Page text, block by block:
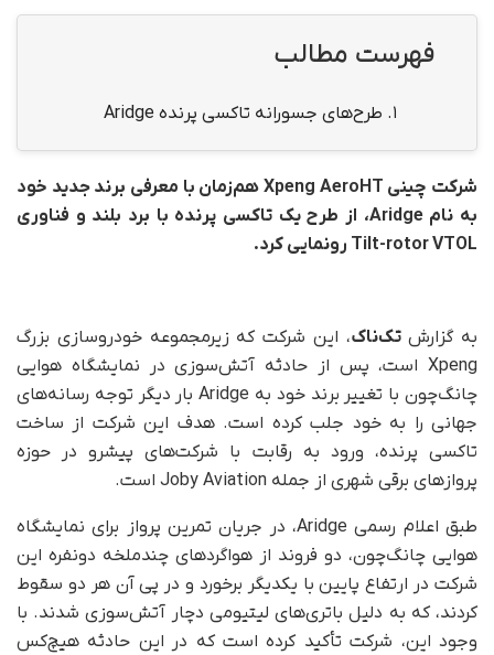
فهرست مطالب
1. طرح‌های جسورانه تاکسی پرنده‌ Aridge
شرکت چینی Xpeng AeroHT هم‌زمان با معرفی برند جدید خود
به نام Aridge، از طرح یک تاکسی پرنده‌ با برد بلند و فناوری
Tilt-rotor VTOL رونمایی کرد.
به گزارشتک‌ناک، این شرکت که زیرمجموعه‌ خودروسازی بزرگ
Xpeng است، پس از حادثه‌ آتش‌سوزی در نمایشگاه هوایی
چانگ‌چون با تغییر برند خود به Aridge بار دیگر توجه رسانه‌های
جهانی را به خود جلب کرده است. هدف این شرکت از ساخت
تاکسی پرنده، ورود به رقابت با شرکت‌های پیشرو در حوزه‌
پروازهای برقی شهری از جمله Joby Aviation است.
طبق اعلام رسمی Aridge، در جریان تمرین پرواز برای نمایشگاه
هوایی چانگ‌چون، دو فروند از هواگردهای چندملخه‌ دونفره‌ این
شرکت در ارتفاع پایین با یکدیگر برخورد و در پی آن هر دو سقوط
کردند، که به دلیل باتری‌های لیتیومی دچار آتش‌سوزی شدند. با
وجود این، شرکت تأکید کرده است که در این حادثه هیچ‌کس